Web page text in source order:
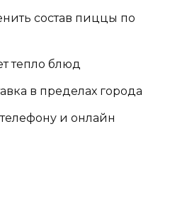
состав пиццы по
тепло блюд
в пределах города
и онлайн